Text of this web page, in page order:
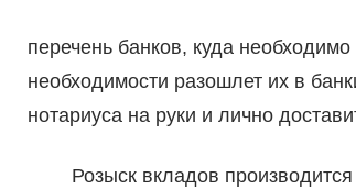
перечень банков, куда
необходимости разошлет их в
нотариуса на руки и лично
Розыск вкладов